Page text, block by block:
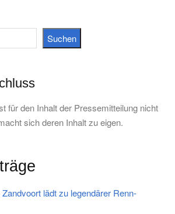
Suchen
für den Inhalt der Pressemitteilung nicht
sich deren Inhalt zu eigen.
lädt zu legendärer Renn-